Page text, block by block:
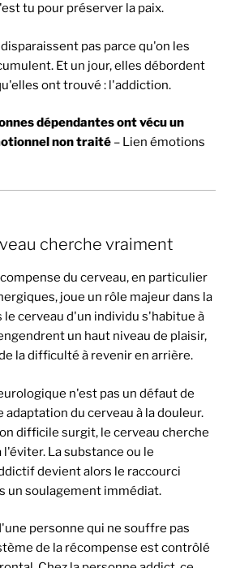
tu pour préserver la paix.
pas parce qu'on les
Et un jour, elles débordent
ont trouvé : l'addiction.
dépendantes ont vécu un
non traité – Lien émotions
cherche vraiment
du cerveau, en particulier
joue un rôle majeur dans la
le cerveau d'un individu s'habitue à
un haut niveau de plaisir,
la difficulté à revenir en arrière.
n'est pas un défaut de
adaptation du cerveau à la douleur.
difficile surgit, le cerveau cherche
La substance ou le
devient alors le raccourci
un soulagement immédiat.
personne qui ne souffre pas
de la récompense est contrôlé